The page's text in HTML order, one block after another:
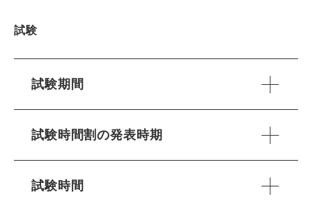
試験
試験期間
試験時間割の発表時期
試験時間